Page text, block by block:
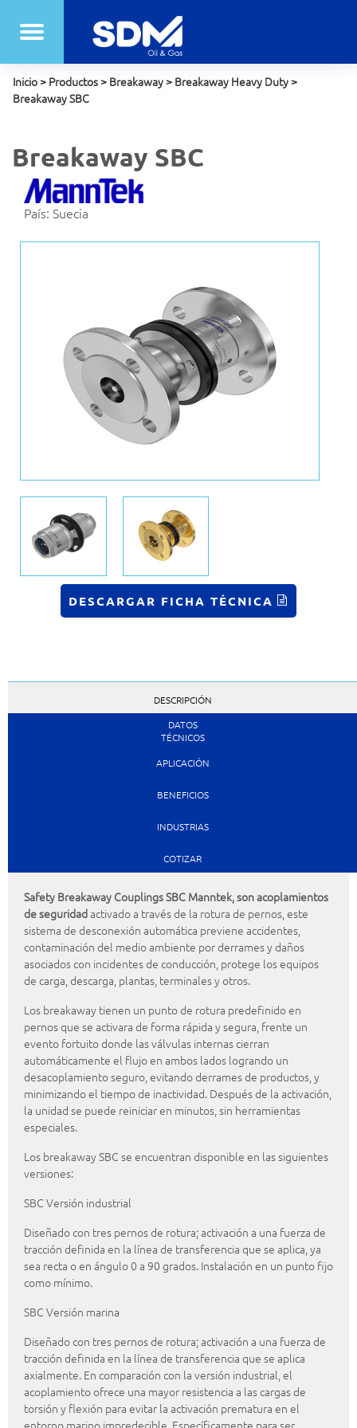
Inicio> Productos> Breakaway> Breakaway Heavy Duty>
Breakaway SBC
Breakaway SBC
País: Suecia
DESCARGAR FICHA TÉCNICA
DESCRIPCIÓN
DATOS
TÉCNICOS
APLICACIÓN
BENEFICIOS
INDUSTRIAS
COTIZAR
Safety Breakaway Couplings SBC Manntek, son acoplamientos
de seguridadactivado a través de la rotura de pernos, este
sistema de desconexión automática previene accidentes,
contaminación del medio ambiente por derrames y daños
asociados con incidentes de conducción, protege los equipos
de carga, descarga, plantas, terminales y otros.
Los breakaway tienen un punto de rotura predefinido en
pernos que se activara de forma rápida y segura, frente un
evento fortuito donde las válvulas internas cierran
automáticamente el flujo en ambos lados logrando un
desacoplamiento seguro, evitando derrames de productos, y
minimizando el tiempo de inactividad. Después de la activación,
la unidad se puede reiniciar en minutos, sin herramientas
especiales.
Los breakaway SBC se encuentran disponible en las siguientes
versiones:
SBC Versión industrial
Diseñado con tres pernos de rotura; activación a una fuerza de
tracción definida en la línea de transferencia que se aplica, ya
sea recta o en ángulo 0 a 90 grados. Instalación en un punto fijo
como mínimo.
SBC Versión marina
Diseñado con tres pernos de rotura; activación a una fuerza de
tracción definida en la línea de transferencia que se aplica
axialmente. En comparación con la versión industrial, el
acoplamiento ofrece una mayor resistencia a las cargas de
torsión y flexión para evitar la activación prematura en el